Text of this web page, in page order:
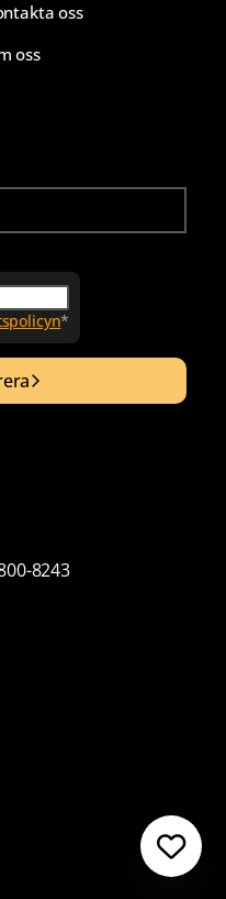
oss
oss
*
8243